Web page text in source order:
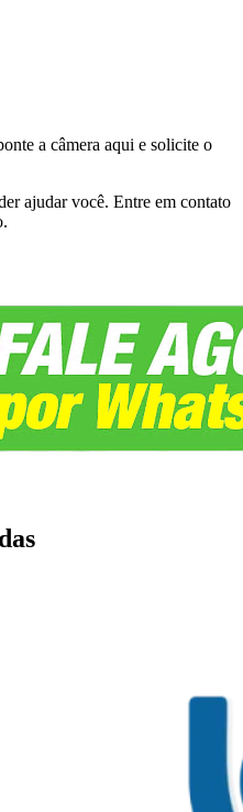
a câmera aqui e solicite o
ajudar você. Entre em contato